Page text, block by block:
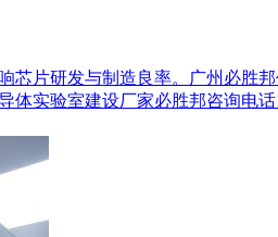
片研发与制造良率。广州必胜
实验室建设厂家必胜邦咨询电话